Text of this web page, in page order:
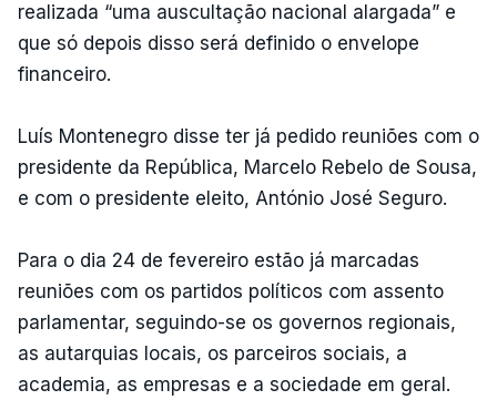
realizada “uma auscultação nacional alargada” e
que só depois disso será definido o envelope
financeiro.
Luís Montenegro disse ter já pedido reuniões com o
presidente da República, Marcelo Rebelo de Sousa,
e com o presidente eleito, António José Seguro.
Para o dia 24 de fevereiro estão já marcadas
reuniões com os partidos políticos com assento
parlamentar, seguindo-se os governos regionais,
as autarquias locais, os parceiros sociais, a
academia, as empresas e a sociedade em geral.